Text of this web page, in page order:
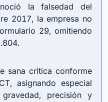
la falsedad del
2017, la empresa no
29, omitiendo
sana crítica conforme
asignando especial
precisión y